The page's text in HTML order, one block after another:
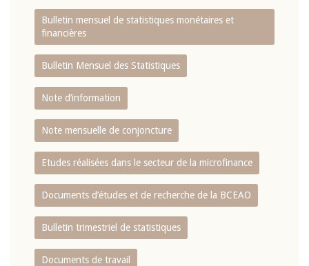
Bulletin mensuel de statistiques monétaires et
financières
Bulletin Mensuel des Statistiques
Note d’information
Note mensuelle de conjoncture
Etudes réalisées dans le secteur de la microfinance
Documents d’études et de recherche de la BCEAO
Bulletin trimestriel de statistiques
Documents de travail